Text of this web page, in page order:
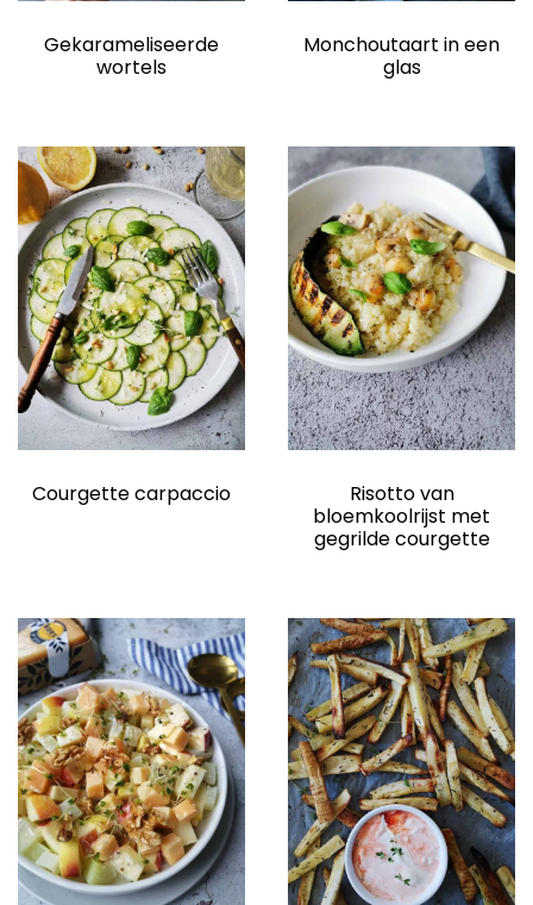
Gekarameliseerde
wortels
Monchoutaart in een
glas
Courgette carpaccio
Risotto van
bloemkoolrijst met
gegrilde courgette